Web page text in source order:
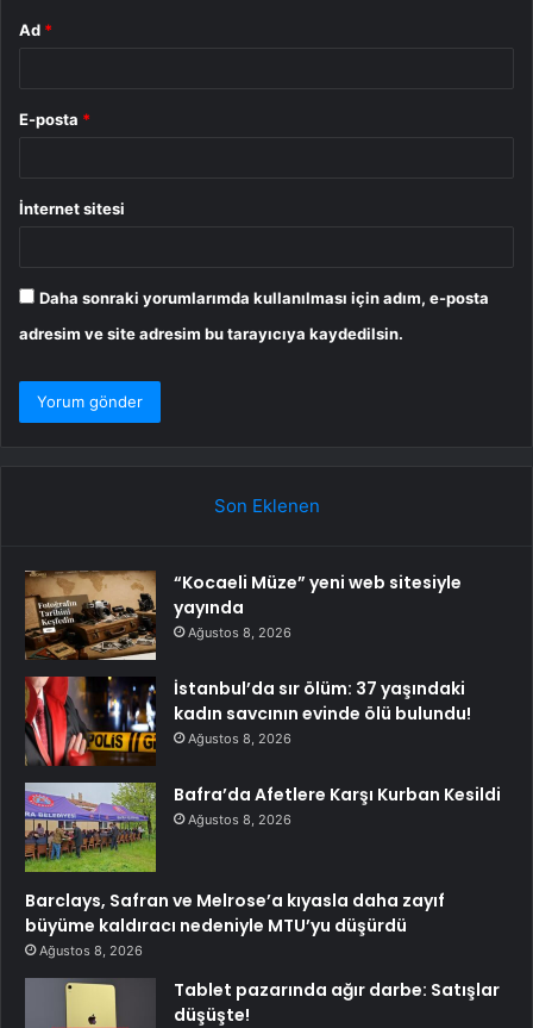
Ad *
E-posta *
İnternet sitesi
Daha sonraki yorumlarımda kullanılması için adım, e-posta
adresim ve site adresim bu tarayıcıya kaydedilsin.
Son Eklenen
“Kocaeli Müze” yeni web sitesiyle
yayında
Ağustos 8, 2026
İstanbul’da sır ölüm: 37 yaşındaki
kadın savcının evinde ölü bulundu!
Ağustos 8, 2026
Bafra’da Afetlere Karşı Kurban Kesildi
Ağustos 8, 2026
Barclays, Safran ve Melrose’a kıyasla daha zayıf
büyüme kaldıracı nedeniyle MTU’yu düşürdü
Ağustos 8, 2026
Tablet pazarında ağır darbe: Satışlar
düşüşte!